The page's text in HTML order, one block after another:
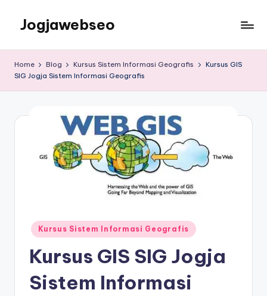
Jogjawebseo
Home Blog Kursus Sistem Informasi Geografis
Kursus GIS
SIG Jogja Sistem Informasi Geografis
Kursus Sistem Informasi Geografis
Kursus GIS SIG Jogja
Sistem Informasi